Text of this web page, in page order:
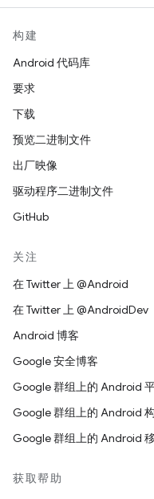
构建
Android 代码库
要求
下载
预览二进制文件
出厂映像
驱动程序二进制文件
GitHub
关注
在 Twitter 上 @Android
在 Twitter 上 @AndroidDev
Android 博客
Google 安全博客
Google 群组上的 Android
Google 群组上的 Android
Google 群组上的 Android
获取帮助